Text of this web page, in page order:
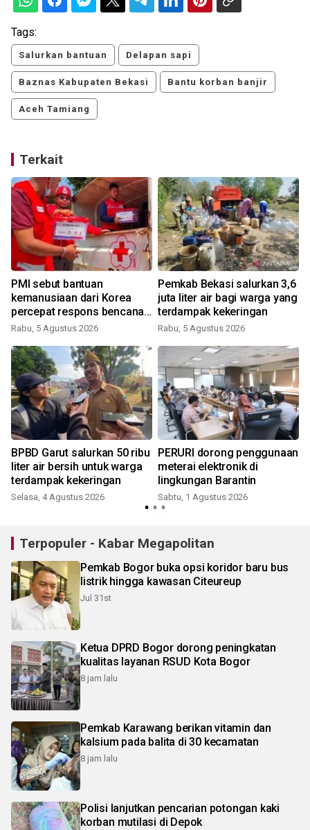
Tags:
Salurkan bantuan Delapan sapi
Baznas Kabupaten Bekasi Bantu korban banjir
Aceh Tamiang
Terkait
PMI sebut bantuan
kemanusiaan dari Korea
percepat respons bencana
nasional
Rabu, 5 Agustus 2026
Pemkab Bekasi salurkan 3,6
juta liter air bagi warga yang
terdampak kekeringan
Rabu, 5 Agustus 2026
BPBD Garut salurkan 50 ribu
liter air bersih untuk warga
terdampak kekeringan
Selasa, 4 Agustus 2026
PERURI dorong penggunaan
meterai elektronik di
lingkungan Barantin
Sabtu, 1 Agustus 2026
Terpopuler - Kabar Megapolitan
Pemkab Bogor buka opsi koridor baru bus
listrik hingga kawasan Citeureup
Jul 31st
Ketua DPRD Bogor dorong peningkatan
kualitas layanan RSUD Kota Bogor
8 jam lalu
Pemkab Karawang berikan vitamin dan
kalsium pada balita di 30 kecamatan
8 jam lalu
Polisi lanjutkan pencarian potongan kaki
korban mutilasi di Depok